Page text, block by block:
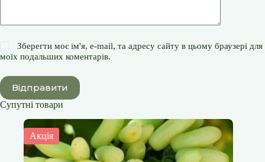
Зберегти моє ім'я, e-mail, та адресу сайту в цьому браузері для
моїх подальших коментарів.
Відправити
Супутні товари
Акція